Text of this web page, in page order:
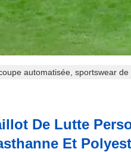
automatisée, sportswear
De Lutte
Et